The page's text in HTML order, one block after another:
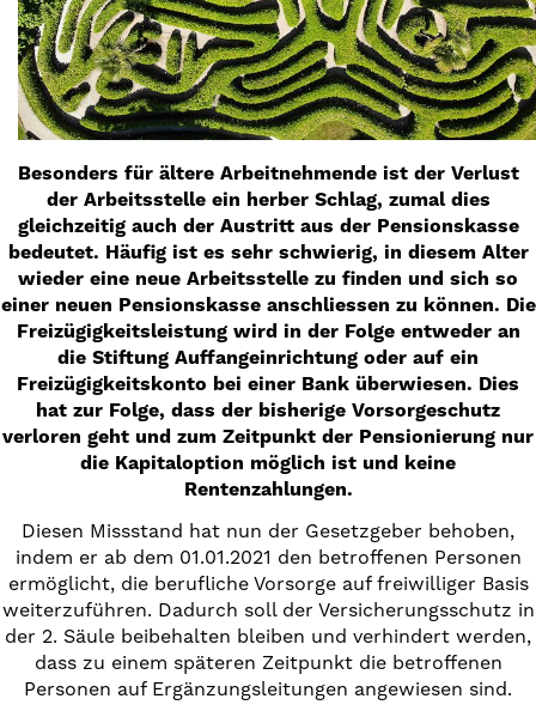
Besonders für ältere Arbeitnehmende ist der Verlust
der Arbeitsstelle ein herber Schlag, zumal dies
gleichzeitig auch der Austritt aus der Pensionskasse
bedeutet. Häufig ist es sehr schwierig, in diesem Alter
wieder eine neue Arbeitsstelle zu finden und sich so
einer neuen Pensionskasse anschliessen zu können. Die
Freizügigkeitsleistung wird in der Folge entweder an
die Stiftung Auffangeinrichtung oder auf ein
Freizügigkeitskonto bei einer Bank überwiesen. Dies
hat zur Folge, dass der bisherige Vorsorgeschutz
verloren geht und zum Zeitpunkt der Pensionierung nur
die Kapitaloption möglich ist und keine
Rentenzahlungen.
Diesen Missstand hat nun der Gesetzgeber behoben,
indem er ab dem 01.01.2021 den betroffenen Personen
ermöglicht, die berufliche Vorsorge auf freiwilliger Basis
weiterzuführen. Dadurch soll der Versicherungsschutz in
der 2. Säule beibehalten bleiben und verhindert werden,
dass zu einem späteren Zeitpunkt die betroffenen
Personen auf Ergänzungsleitungen angewiesen sind.